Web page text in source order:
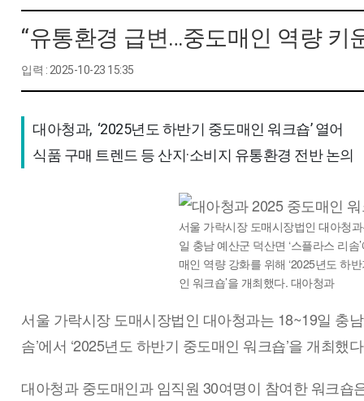
“유통환경 급변…중도매인 역량 키
입력 : 2025-10-23 15:35
대아청과,  ‘2025년도 하반기 중도매인 워크숍’ 열어
식품 구매 트렌드 등 산지·소비지 유통환경 전반 논의
서울 가락시장 도매시장법인 대아청
일 충남 예산군 덕산면 ‘스플라스 리솜
매인 역량 강화를 위해 ‘2025년도 하
인 워크숍’을 개최했다. 대아청과
서울 가락시장 도매시장법인 대아청과는 18~19일 충
솜’에서 ‘2025년도 하반기 중도매인 워크숍’을 개최했
대아청과 중도매인과 임직원 30여명이 참여한 워크숍